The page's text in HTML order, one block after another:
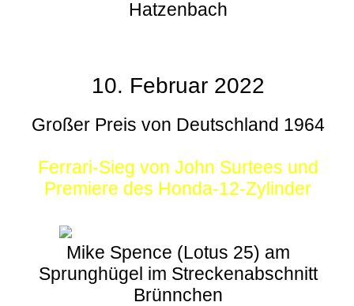
Hatzenbach
10. Februar 2022
Großer Preis von Deutschland 1964
Ferrari-Sieg von John Surtees und
Premiere des Honda-12-Zylinder
Mike Spence (Lotus 25) am
Sprunghügel im Streckenabschnitt
Brünnchen